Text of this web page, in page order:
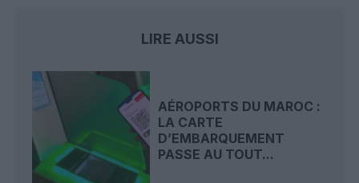
LIRE AUSSI
AÉROPORTS DU MAROC :
LA CARTE
D’EMBARQUEMENT
PASSE AU TOUT...